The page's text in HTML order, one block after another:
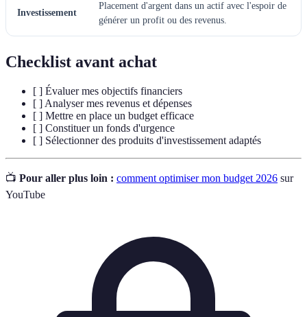
Investissement
Placement d'argent dans un actif avec l'espoir de
générer un profit ou des revenus.
Checklist avant achat
[ ] Évaluer mes objectifs financiers
[ ] Analyser mes revenus et dépenses
[ ] Mettre en place un budget efficace
[ ] Constituer un fonds d'urgence
[ ] Sélectionner des produits d'investissement adaptés
📺 Pour aller plus loin : comment optimiser mon budget 2026 sur
YouTube